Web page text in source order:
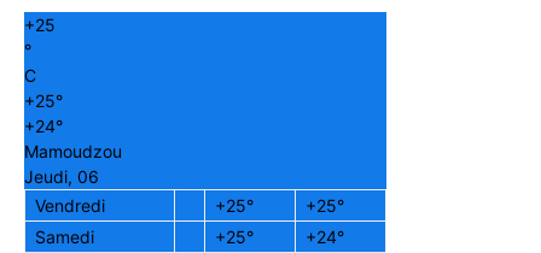
+25
°
C
+25°
+24°
Mamoudzou
Jeudi, 06
Vendredi
+25° +25°
Samedi
+25° +24°